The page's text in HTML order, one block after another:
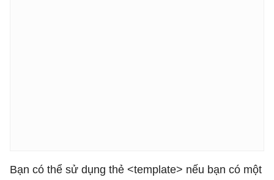
Bạn có thể sử dụng thẻ <template> nếu bạn có một